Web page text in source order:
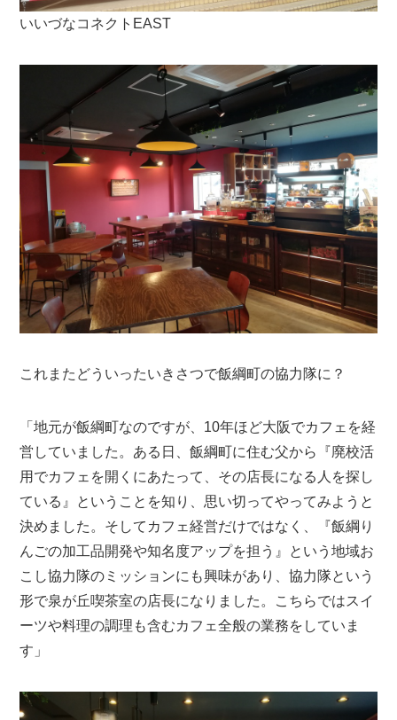
いいづなコネクトEAST
これまたどういったいきさつで飯綱町の協力隊に？
「地元が飯綱町なのですが、10年ほど大阪でカフェを経
営していました。ある日、飯綱町に住む父から『廃校活
用でカフェを開くにあたって、その店長になる人を探し
ている』ということを知り、思い切ってやってみようと
決めました。そしてカフェ経営だけではなく、『飯綱り
んごの加工品開発や知名度アップを担う』という地域お
こし協力隊のミッションにも興味があり、協力隊という
形で泉が丘喫茶室の店長になりました。こちらではスイ
ーツや料理の調理も含むカフェ全般の業務をしていま
す」